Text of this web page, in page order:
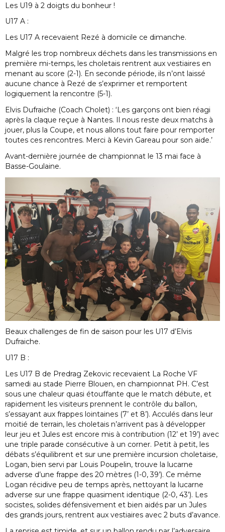
Les U19 à 2 doigts du bonheur !
U17 A :
Les U17 A recevaient Rezé à domicile ce dimanche.
Malgré les trop nombreux déchets dans les transmissions en
première mi-temps, les choletais rentrent aux vestiaires en
menant au score (2-1). En seconde période, ils n’ont laissé
aucune chance à Rezé de s’exprimer et remportent
logiquement la rencontre (5-1).
Elvis Dufraiche (Coach Cholet) : ‘Les garçons ont bien réagi
après la claque reçue à Nantes. Il nous reste deux matchs à
jouer, plus la Coupe, et nous allons tout faire pour remporter
toutes ces rencontres. Merci à Kevin Gareau pour son aide.’
Avant-dernière journée de championnat le 13 mai face à
Basse-Goulaine.
Beaux challenges de fin de saison pour les U17 d’Elvis
Dufraiche.
U17 B :
Les U17 B de Predrag Zekovic recevaient La Roche VF
samedi au stade Pierre Blouen, en championnat PH. C’est
sous une chaleur quasi étouffante que le match débute, et
rapidement les visiteurs prennent le contrôle du ballon,
s’essayant aux frappes lointaines (7’ et 8’). Acculés dans leur
moitié de terrain, les choletais n’arrivent pas à développer
leur jeu et Jules est encore mis à contribution (12’ et 19’) avec
une triple parade consécutive à un corner. Petit à petit, les
débats s’équilibrent et sur une première incursion choletaise,
Logan, bien servi par Louis Poupelin, trouve la lucarne
adverse d’une frappe des 20 mètres (1-0, 39’). Ce même
Logan récidive peu de temps après, nettoyant la lucarne
adverse sur une frappe quasiment identique (2-0, 43’). Les
socistes, solides défensivement et bien aidés par un Jules
des grands jours, rentrent aux vestiaires avec 2 buts d’avance.